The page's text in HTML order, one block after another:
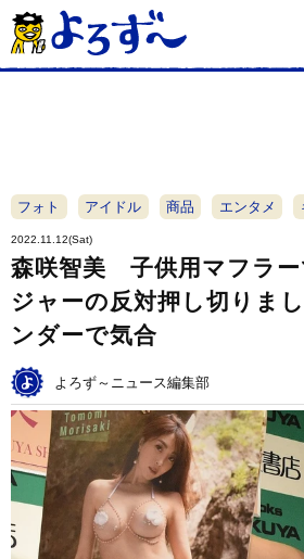
フォト アイドル 商品 エンタメ
2022.11.12(Sat)
森咲智美 子供用マフラー
ジャーの反対押し切りま
ンダーで気合
よろず～ニュース編集部